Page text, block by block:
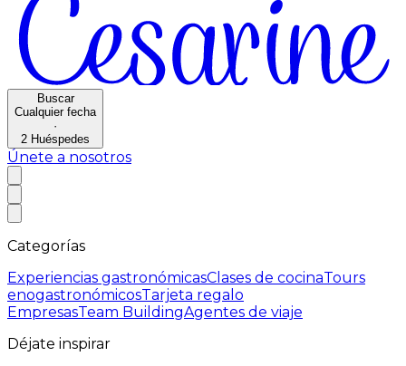
Buscar
Cualquier fecha
·
2 Huéspedes
Únete a nosotros
Categorías
Experiencias gastronómicasClases de cocinaTours
enogastronómicosTarjeta regalo
EmpresasTeam BuildingAgentes de viaje
Déjate inspirar